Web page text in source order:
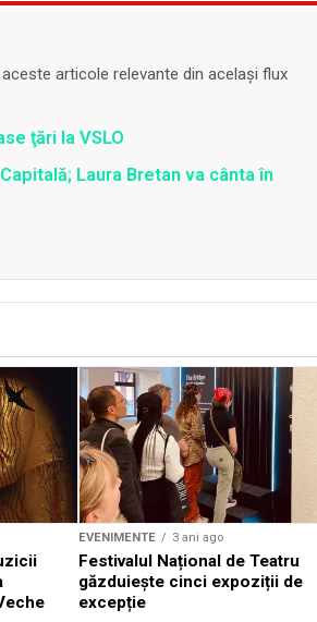
articole relevante din același flux
ţări la VSLO
Laura Bretan va cânta în
EVENIMENTE 3 ani ago
Festivalul Național de Teatru
găzduiește cinci expoziții de
excepție